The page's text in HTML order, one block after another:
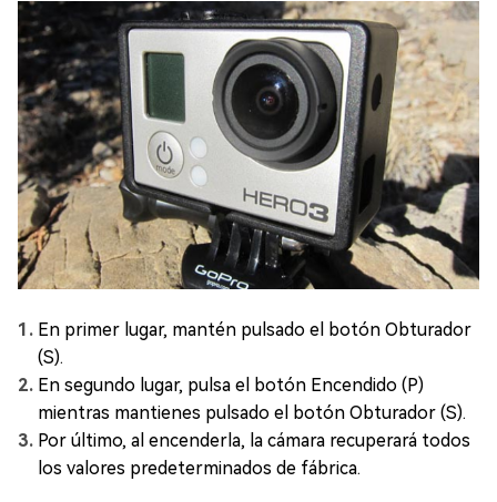
En primer lugar, mantén pulsado el botón Obturador
(S).
En segundo lugar, pulsa el botón Encendido (P)
mientras mantienes pulsado el botón Obturador (S).
Por último, al encenderla, la cámara recuperará todos
los valores predeterminados de fábrica.